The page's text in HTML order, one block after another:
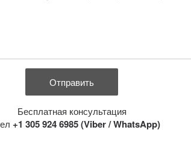
Бесплатная консультация
+1 305 924 6985 (Viber / WhatsApp)